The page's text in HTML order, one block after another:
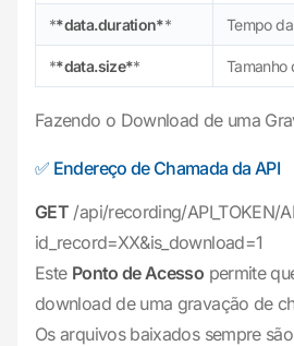
**data.duration** Tempo
**data.size** Tamanho
Fazendo o Download de uma
✅ Endereço de Chamada da API
GET /api/recording/API_TOKEN/
id_record=XX&is_download=1
Este Ponto de Acesso permite
download de uma gravação de
Os arquivos baixados sempre